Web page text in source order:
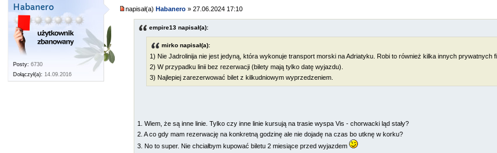
Habanero
Posty: 6730
Dołączył(a): 14.09.2016
napisał(a)Habanero » 27.06.2024 17:10
empire13 napisał(a):
mirko napisał(a):
1) Nie Jadrolinija nie jest jedyną, która wykonuje transport morski na Adriatyku. Robi to również kilka innych prywatnych
2) W przypadku linii bez rezerwacji (bilety mają tylko datę wyjazdu).
3) Najlepiej zarezerwować bilet z kilkudniowym wyprzedzeniem.
1. Wiem, że są inne linie. Tylko czy inne linie kursują na trasie wyspa Vis - chorwacki ląd stały?
2. A co gdy mam rezerwację na konkretną godzinę ale nie dojadę na czas bo utknę w korku?
3. No to super. Nie chciałbym kupować biletu 2 miesiące przed wyjazdem